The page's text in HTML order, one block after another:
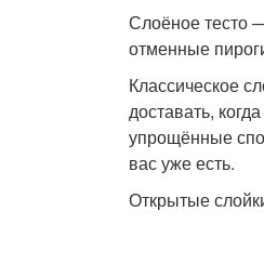
Слоёное тесто
отменные
Классическое
доставать,
упрощённые
вас уже есть.
Открытые